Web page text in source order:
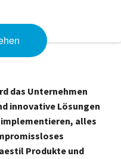
das Unternehmen
innovative Lösungen
alles
Produkte und